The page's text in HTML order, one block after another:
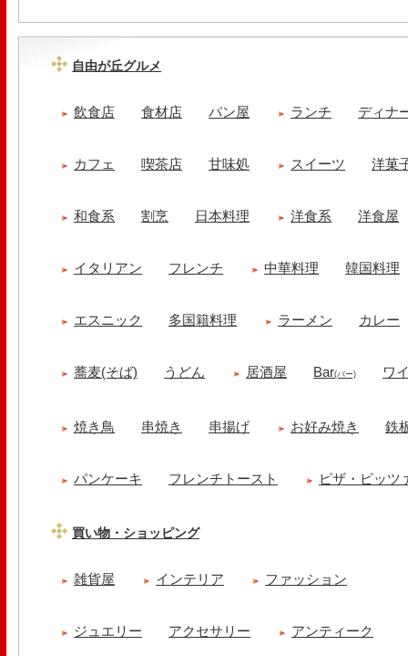
自由が丘グルメ
飲食店 食材店 パン屋 ランチ ディナ
カフェ 喫茶店 甘味処 スイーツ 洋菓
和食系 割烹 日本料理 洋食系 洋食屋
イタリアン フレンチ 中華料理 韓国料理
エスニック 多国籍料理 ラーメン カレー
蕎麦(そば) うどん 居酒屋 Bar(バー) ワ
焼き鳥 串焼き 串揚げ お好み焼き 鉄
パンケーキ フレンチトースト ピザ・ピッツ
買い物・ショッピング
雑貨屋 インテリア ファッション
ジュエリー アクセサリー アンティーク